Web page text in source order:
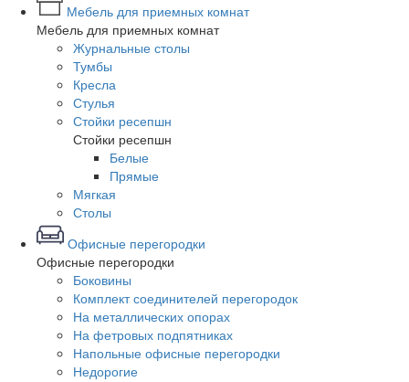
Мебель для приемных комнат
Мебель для приемных комнат
Журнальные столы
Тумбы
Кресла
Стулья
Стойки ресепшн
Стойки ресепшн
Белые
Прямые
Мягкая
Столы
Офисные перегородки
Офисные перегородки
Боковины
Комплект соединителей перегородок
На металлических опорах
На фетровых подпятниках
Напольные офисные перегородки
Недорогие